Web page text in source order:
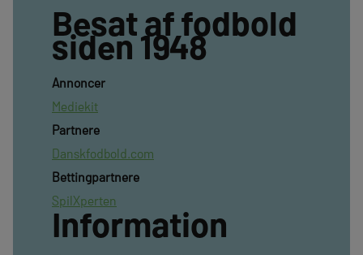
Besat af fodbold
siden 1948
Annoncer
Mediekit
Partnere
Danskfodbold.com
Bettingpartnere
SpilXperten
Information